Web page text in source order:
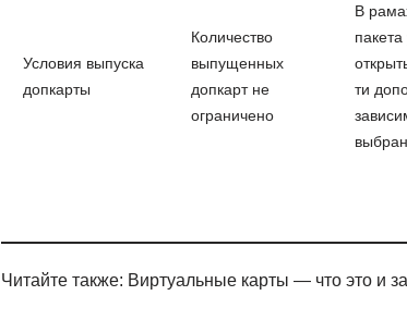
Условия выпуска
допкарты
Количество
выпущенных
допкарт не
ограничено
В
ти
Читайте также: Виртуальные карты — что это и